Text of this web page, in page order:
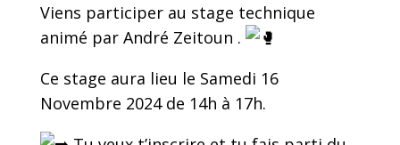
Viens participer au stage technique
animé par André Zeitoun .
Ce stage aura lieu le Samedi 16
Novembre 2024 de 14h à 17h.